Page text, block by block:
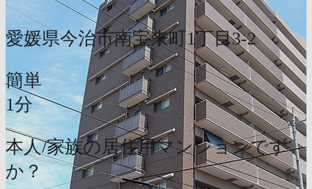
愛媛県今治市南宝来町1丁目3-2
簡単
1分
本人/家族の居住用マンションです
か？